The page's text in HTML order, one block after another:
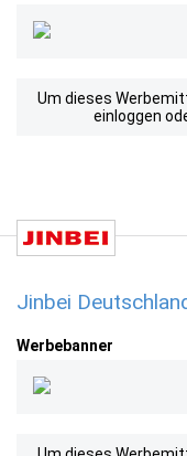
Um dieses
einloggen
Jinbei
Werbebanner